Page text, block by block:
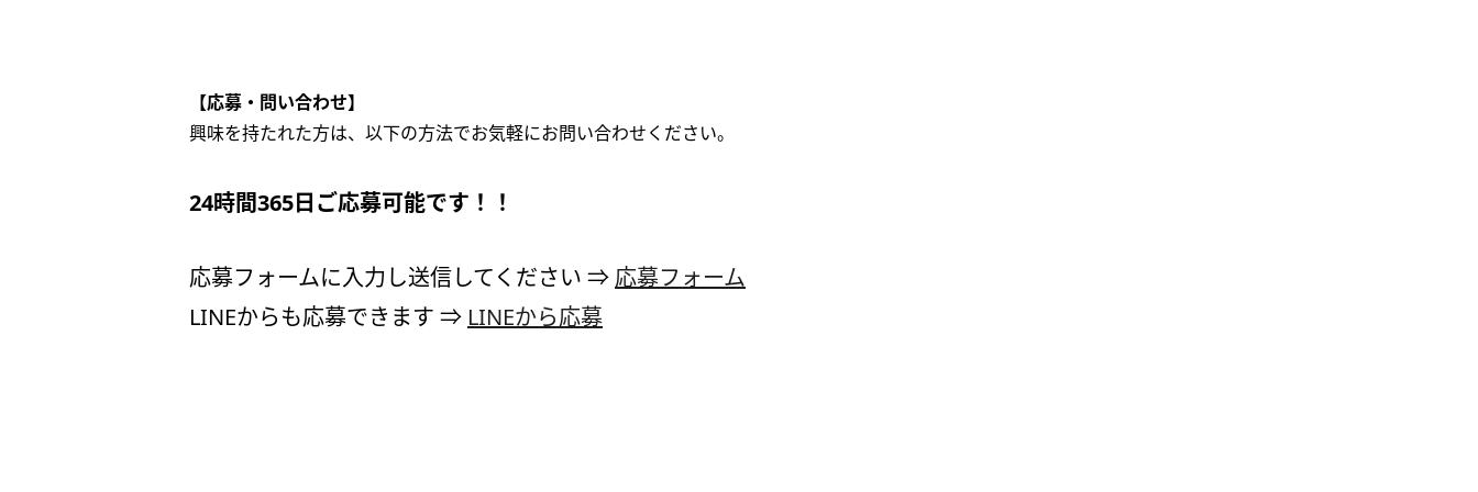
【応募・問い合わせ】
興味を持たれた方は、以下の方法でお気軽にお問い合わせください。
24時間365日ご応募可能です！！
応募フォームに入力し送信してください ⇒ 応募フォーム
LINEからも応募できます ⇒ LINEから応募